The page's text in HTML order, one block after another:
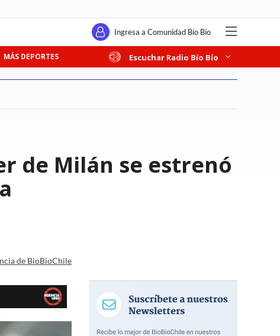
Ingresa a Comunidad Bío Bío
MÁS DEPORTES Escuchar Radio Bío Bío
de Milán se estrenó
de BioBioChile